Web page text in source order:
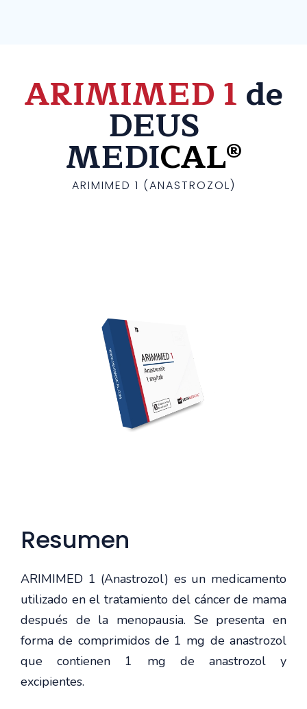
ARIMIMED 1de
DEUS
MEDICAL®
ARIMIMED 1 (ANASTROZOL)
Resumen
ARIMIMED 1 (Anastrozol) es un medicamento
utilizado en el tratamiento del cáncer de mama
después de la menopausia. Se presenta en
forma de comprimidos de 1 mg de anastrozol
que contienen 1 mg de anastrozol y
excipientes.